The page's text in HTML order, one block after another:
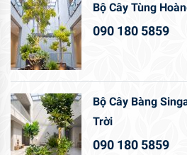
Bộ Cây Tùng
090 180 5859
Bộ Cây Bàng
Trời
090 180 5859